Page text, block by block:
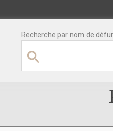
Recherche par nom de